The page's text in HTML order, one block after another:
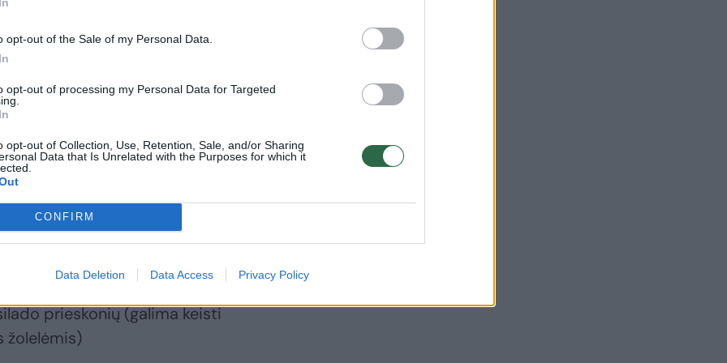
opt-out of the Sale of my Personal Data.
opt-out of processing my Personal Data for Targeted
opt-out of Collection, Use, Retention, Sale, and/or Sharing
Data that Is Unrelated with the Purposes for which it
CONFIRM
Data Deletion Data Access Privacy Policy
(baltas tikrai netinka)
netinka, iš bėdos galima naudoti
prieskonių (galima keisti
žolelėmis)